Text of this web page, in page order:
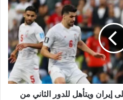
إيران ويتأهل للدور الثاني من